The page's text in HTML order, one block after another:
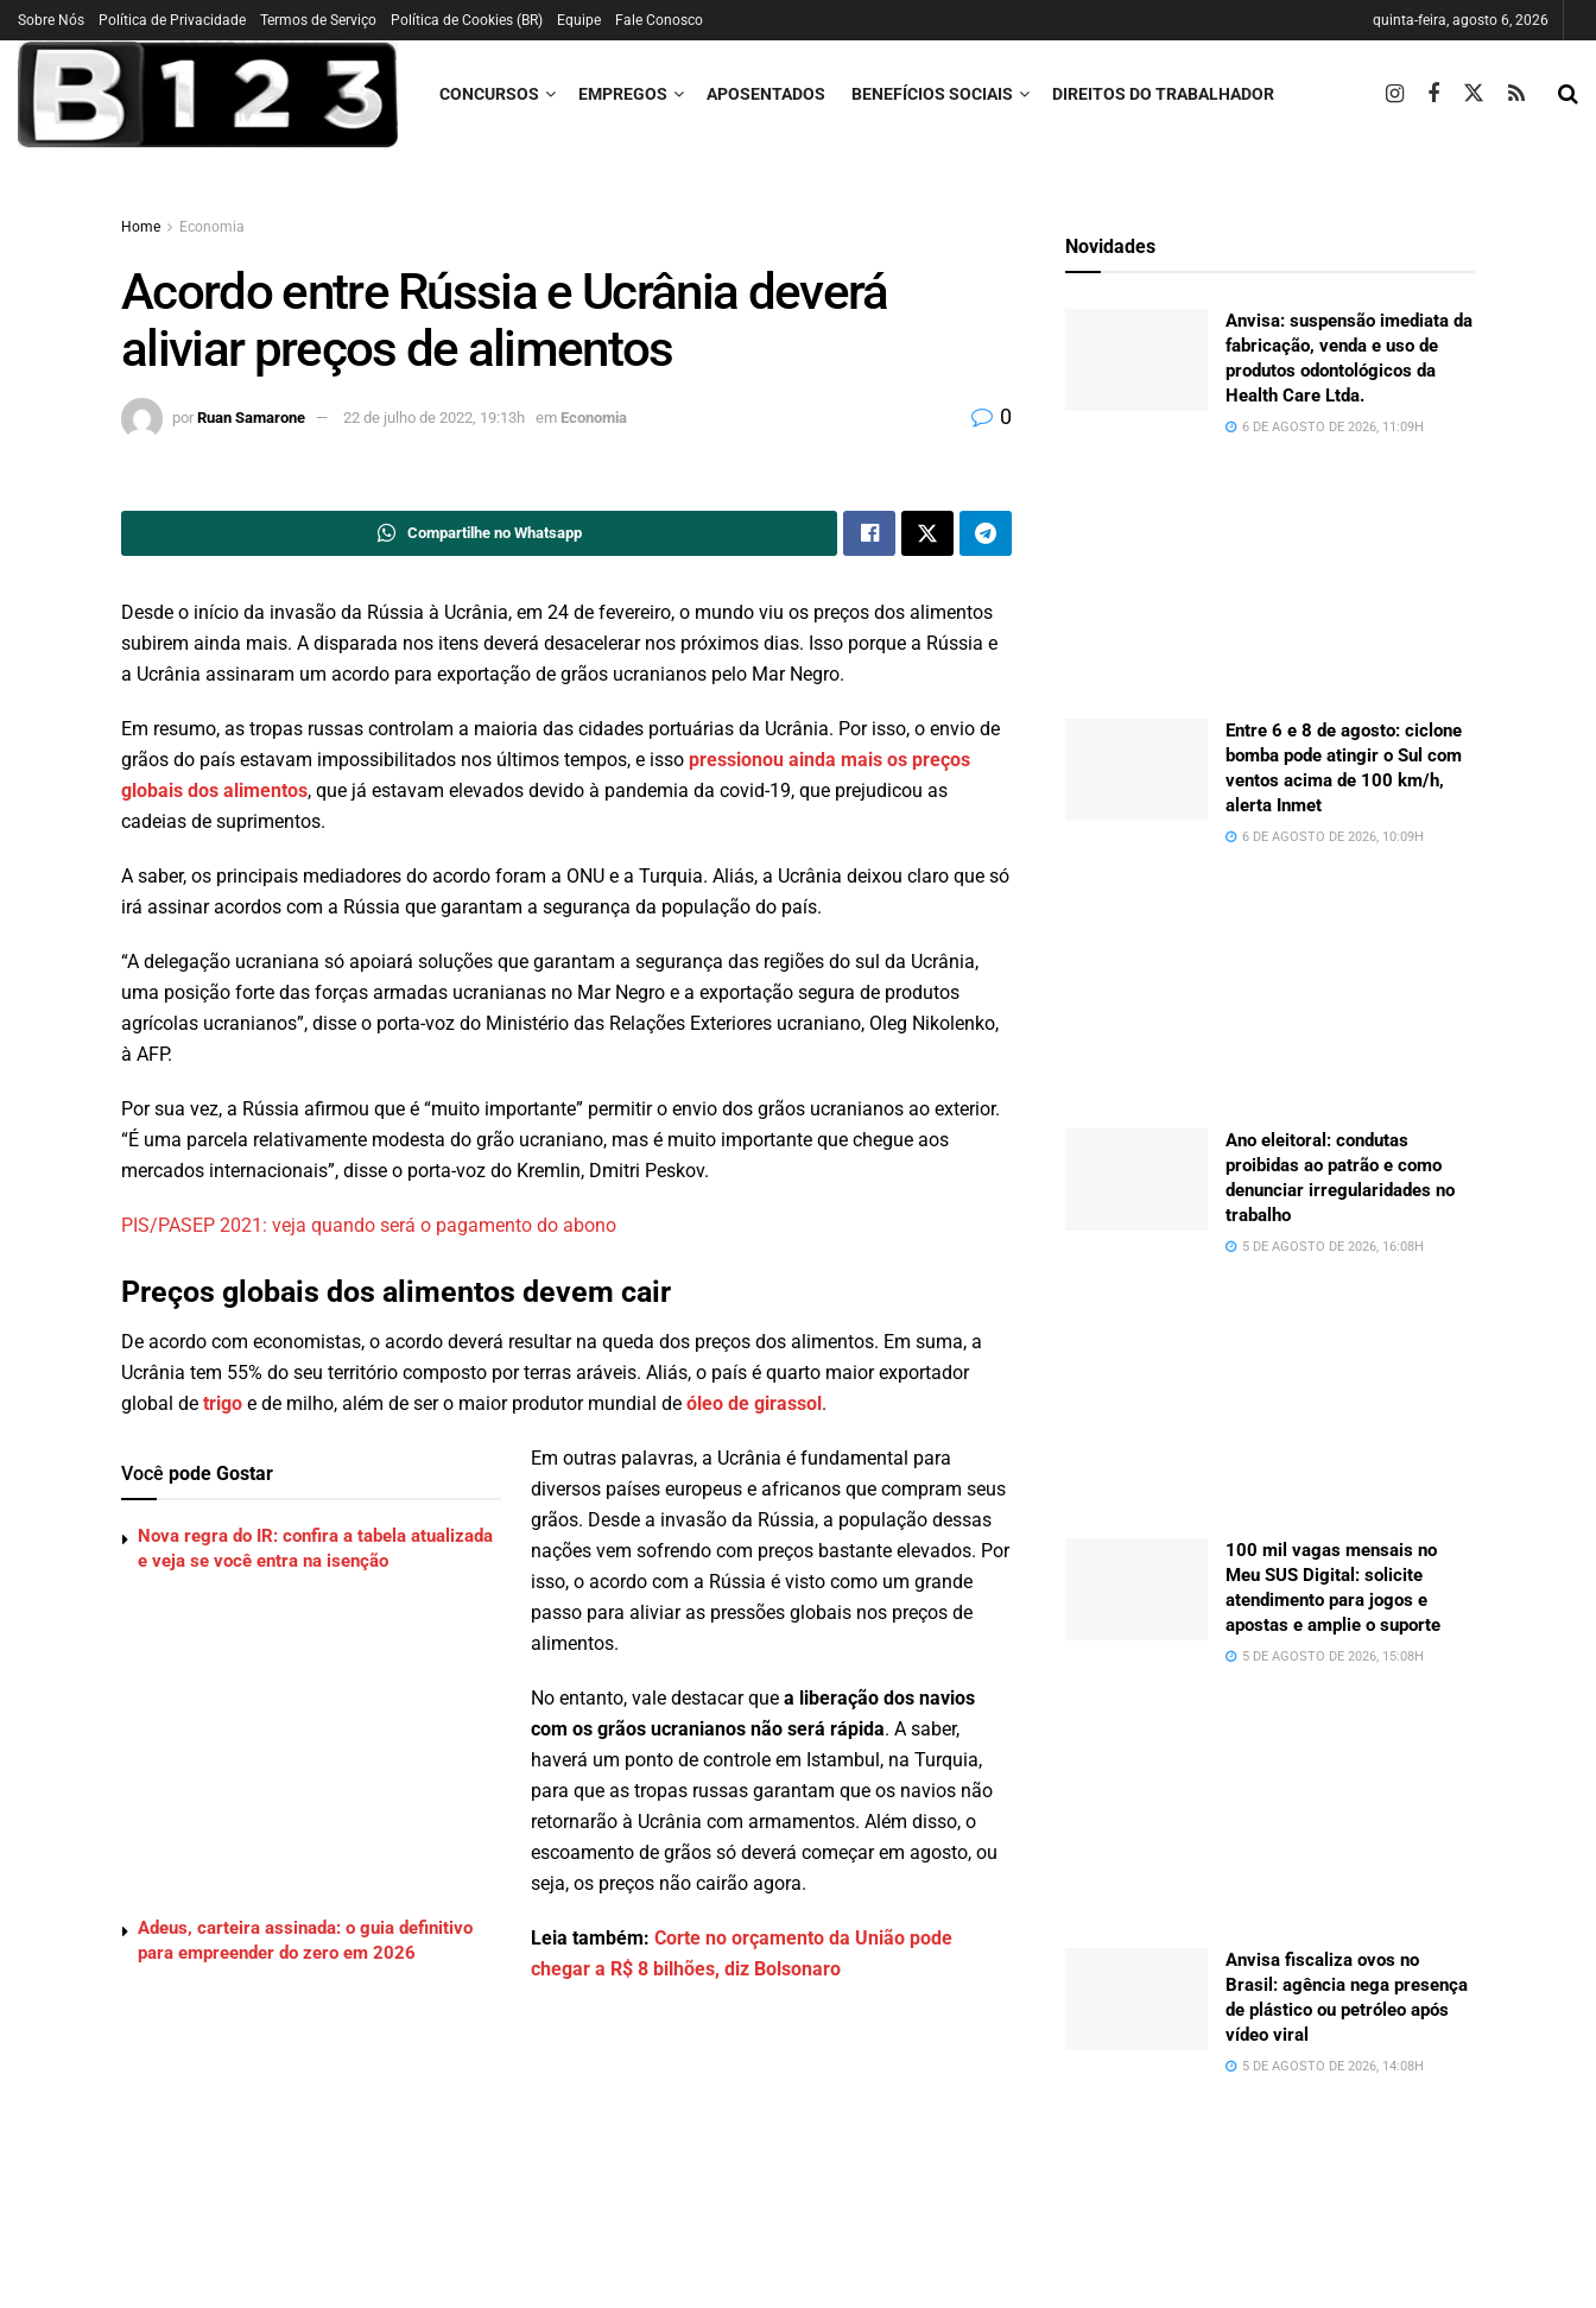
Sobre Nós Política de Privacidade Termos de Serviço Política de Cookies (BR) Equipe Fale Conosco quinta-feira, agosto 6, 2026
CONCURSOS EMPREGOS APOSENTADOS BENEFÍCIOS SOCIAIS DIREITOS DO TRABALHADOR
Home Economia
Acordo entre Rússia e Ucrânia deverá
aliviar preços de alimentos
por Ruan Samarone 22 de julho de 2022, 19:13h em Economia 0
Compartilhe no Whatsapp
Desde o início da invasão da Rússia à Ucrânia, em 24 de fevereiro, o mundo viu os preços dos alimentos
subirem ainda mais. A disparada nos itens deverá desacelerar nos próximos dias. Isso porque a Rússia e
a Ucrânia assinaram um acordo para exportação de grãos ucranianos pelo Mar Negro.
Em resumo, as tropas russas controlam a maioria das cidades portuárias da Ucrânia. Por isso, o envio de
grãos do país estavam impossibilitados nos últimos tempos, e isso pressionou ainda mais os preços
globais dos alimentos, que já estavam elevados devido à pandemia da covid-19, que prejudicou as
cadeias de suprimentos.
A saber, os principais mediadores do acordo foram a ONU e a Turquia. Aliás, a Ucrânia deixou claro que só
irá assinar acordos com a Rússia que garantam a segurança da população do país.
“A delegação ucraniana só apoiará soluções que garantam a segurança das regiões do sul da Ucrânia,
uma posição forte das forças armadas ucranianas no Mar Negro e a exportação segura de produtos
agrícolas ucranianos”, disse o porta-voz do Ministério das Relações Exteriores ucraniano, Oleg Nikolenko,
à AFP.
Por sua vez, a Rússia afirmou que é “muito importante” permitir o envio dos grãos ucranianos ao exterior.
“É uma parcela relativamente modesta do grão ucraniano, mas é muito importante que chegue aos
mercados internacionais”, disse o porta-voz do Kremlin, Dmitri Peskov.
PIS/PASEP 2021: veja quando será o pagamento do abono
Preços globais dos alimentos devem cair
De acordo com economistas, o acordo deverá resultar na queda dos preços dos alimentos. Em suma, a
Ucrânia tem 55% do seu território composto por terras aráveis. Aliás, o país é quarto maior exportador
global de trigo e de milho, além de ser o maior produtor mundial de óleo de girassol .
Você pode Gostar
Nova regra do IR: confira a tabela atualizada
e veja se você entra na isenção
Adeus, carteira assinada: o guia definitivo
para empreender do zero em 2026
Em outras palavras, a Ucrânia é fundamental para
diversos países europeus e africanos que compram seus
grãos. Desde a invasão da Rússia, a população dessas
nações vem sofrendo com preços bastante elevados. Por
isso, o acordo com a Rússia é visto como um grande
passo para aliviar as pressões globais nos preços de
alimentos.
No entanto, vale destacar que a liberação dos navios
com os grãos ucranianos não será rápida. A saber,
haverá um ponto de controle em Istambul, na Turquia,
para que as tropas russas garantam que os navios não
retornarão à Ucrânia com armamentos. Além disso, o
escoamento de grãos só deverá começar em agosto, ou
seja, os preços não cairão agora.
Leia também: Corte no orçamento da União pode
chegar a R$ 8 bilhões, diz Bolsonaro
Novidades
Anvisa: suspensão imediata da
fabricação, venda e uso de
produtos odontológicos da
Health Care Ltda.
6 DE AGOSTO DE 2026, 11:09H
Entre 6 e 8 de agosto: ciclone
bomba pode atingir o Sul com
ventos acima de 100 km/h,
alerta Inmet
6 DE AGOSTO DE 2026, 10:09H
Ano eleitoral: condutas
proibidas ao patrão e como
denunciar irregularidades no
trabalho
5 DE AGOSTO DE 2026, 16:08H
100 mil vagas mensais no
Meu SUS Digital: solicite
atendimento para jogos e
apostas e amplie o suporte
5 DE AGOSTO DE 2026, 15:08H
Anvisa fiscaliza ovos no
Brasil: agência nega presença
de plástico ou petróleo após
vídeo viral
5 DE AGOSTO DE 2026, 14:08H